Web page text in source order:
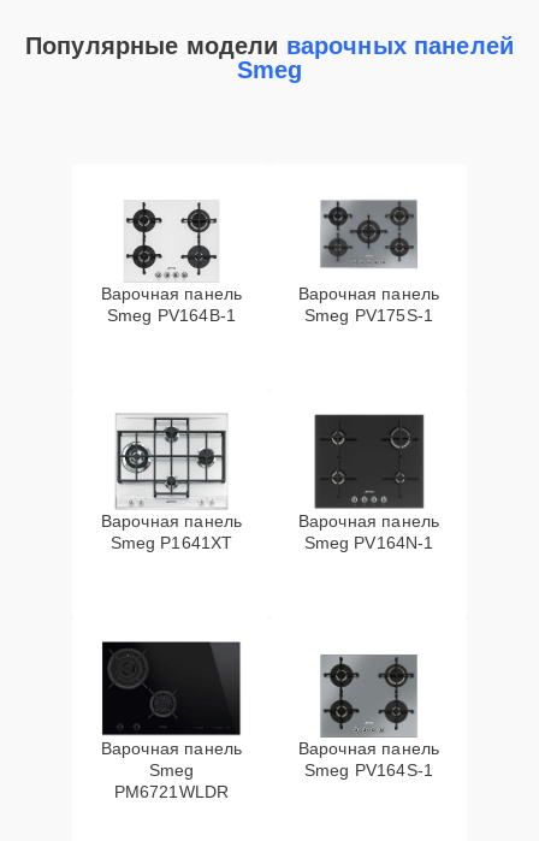
Популярные модели варочных панелей
Smeg
Варочная панель
Smeg PV164B-1
Варочная панель
Smeg PV175S-1
Варочная панель
Smeg P1641XT
Варочная панель
Smeg PV164N-1
Варочная панель
Smeg
PM6721WLDR
Варочная панель
Smeg PV164S-1